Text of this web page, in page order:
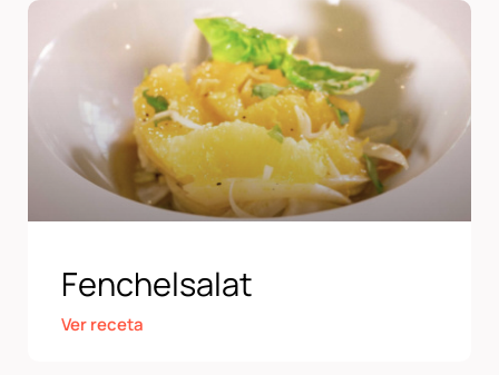
Fenchelsalat
Ver receta